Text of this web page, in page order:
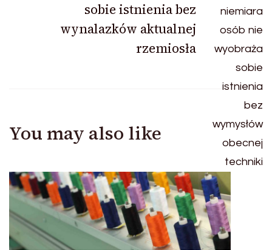
sobie istnienia bez
wynalazków aktualnej
rzemiosła
You may also like